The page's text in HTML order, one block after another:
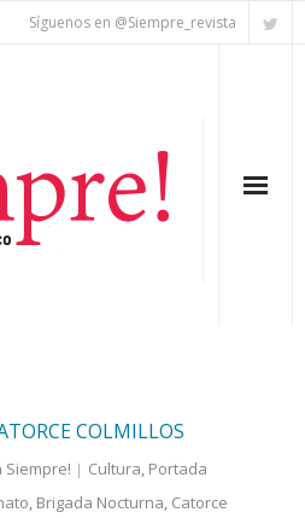
Síguenos en @Siempre_revista
COLMILLOS
Siempre! Cultura, Portada
, Brigada Nocturna, Catorce